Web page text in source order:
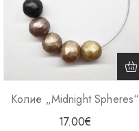
Колие „Midnight Spheres“
17.00€